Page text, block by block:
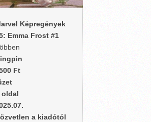
Képregények
Emma Frost #1
Ft
oldal
a kiadótól